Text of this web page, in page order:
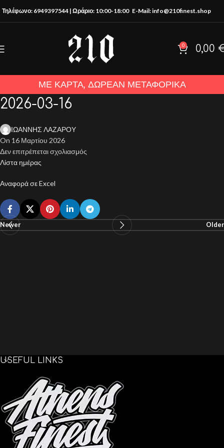
Τηλέφωνο: 6949397544 | Ωράριο: 10:00-18:00 E-Mail: info@210finest.shop
0 0,00
ΜΕ ΚΑΡΤΑ, ΔΩΡΕΑΝ ΜΕΤΑΦΟΡΙΚΑ
2026-03-16
ΙΩΑΝΝΗΣ ΛΑΖΑΡΟΥ
On 16 Μαρτίου 2026
Δεν επιτρέπεται σχολιασμός
Λίστα ημέρας
Αναφορά σε Excel
Newer Older
USEFUL LINKS